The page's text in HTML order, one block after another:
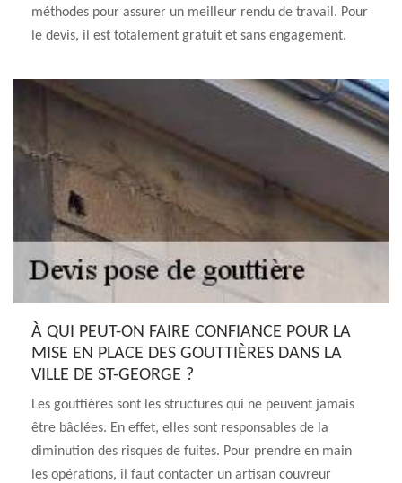
méthodes pour assurer un meilleur rendu de travail. Pour
le devis, il est totalement gratuit et sans engagement.
À QUI PEUT-ON FAIRE CONFIANCE POUR LA
MISE EN PLACE DES GOUTTIÈRES DANS LA
VILLE DE ST-GEORGE ?
Les gouttières sont les structures qui ne peuvent jamais
être bâclées. En effet, elles sont responsables de la
diminution des risques de fuites. Pour prendre en main
les opérations, il faut contacter un artisan couvreur